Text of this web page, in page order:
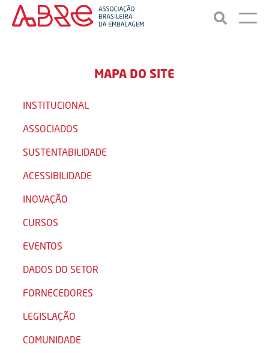
MAPA DO SITE
INSTITUCIONAL
ASSOCIADOS
SUSTENTABILIDADE
ACESSIBILIDADE
INOVAÇÃO
CURSOS
EVENTOS
DADOS DO SETOR
FORNECEDORES
LEGISLAÇÃO
COMUNIDADE